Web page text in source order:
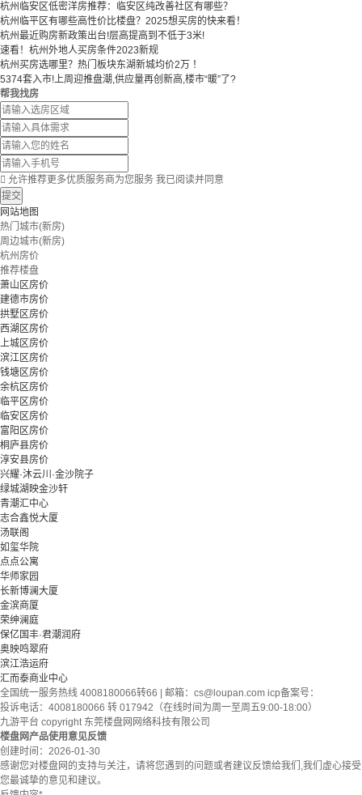
杭州临安区低密洋房推荐：临安区纯改善社区有哪些？
​​杭州临平区有哪些高性价比楼盘？2025想买房的快来看！​
杭州最近购房新政策出台!层高提高到不低于3米!
速看！杭州外地人买房条件2023新规
杭州买房选哪里？热门板块东湖新城均价2万 ！
5374套入市!上周迎推盘潮,供应量再创新高,楼市“暖”了?
帮我找房
 允许推荐更多优质服务商为您服务 我已阅读并同意
提交
网站地图
热门城市(新房)
周边城市(新房)
杭州房价
推荐楼盘
萧山区房价
建德市房价
拱墅区房价
西湖区房价
上城区房价
滨江区房价
钱塘区房价
余杭区房价
临平区房价
临安区房价
富阳区房价
桐庐县房价
淳安县房价
兴耀·沐云川·金沙院子
绿城湖映金沙轩
青潮汇中心
志合鑫悦大厦
汤联阁
如玺华院
点点公寓
华师家园
长新博澜大厦
金滨商厦
荣绅澜庭
保亿国丰·君潮润府
奥映鸣翠府
滨江浩运府
汇而泰商业中心
全国统一服务热线 4008180066转66 | 邮箱： cs@loupan.com icp备案号：
投诉电话：4008180066 转 017942（在线时间为周一至周五9:00-18:00）
九游平台 copyright 东莞楼盘网网络科技有限公司
楼盘网产品使用意见反馈
创建时间： 2026-01-30
感谢您对楼盘网的支持与关注，请将您遇到的问题或者建议反馈给我们,我们虚心接受
您最诚挚的意见和建议。